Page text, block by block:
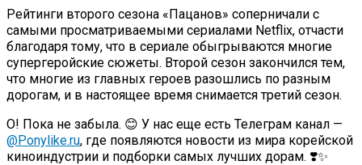
Рейтинги второго сезона «Пацанов» соперничали с
самыми просматриваемыми сериалами Netflix, отчасти
благодаря тому, что в сериале обыгрываются многие
супергеройские сюжеты. Второй сезон закончился тем,
что многие из главных героев разошлись по разным
дорогам, и в настоящее время снимается третий сезон.
О! Пока не забыла. 😊 У нас еще есть Телеграм канал —
@Ponylike.ru, где появляются новости из мира корейской
киноиндустрии и подборки самых лучших дорам. ❣️✨